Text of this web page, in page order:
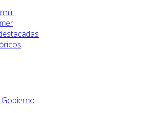
Gobierno